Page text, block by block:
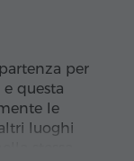
per
, e questa
le
luoghi